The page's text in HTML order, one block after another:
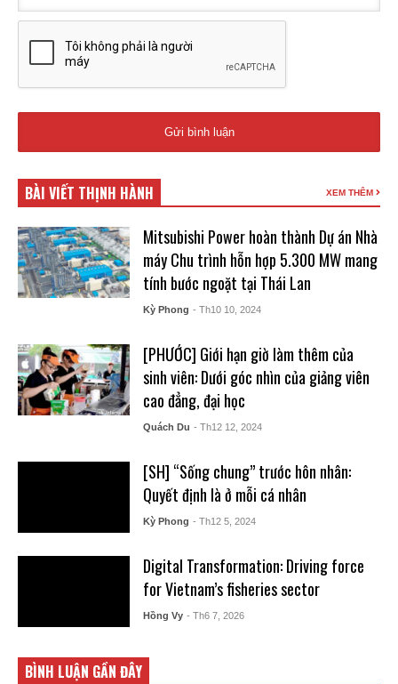
BÀI VIẾT THỊNH HÀNH XEM THÊM
Mitsubishi Power hoàn thành Dự án Nhà
máy Chu trình hỗn hợp 5.300 MW mang
tính bước ngoặt tại Thái Lan
Kỳ Phong - Th10 10, 2024
[PHƯỚC] Giới hạn giờ làm thêm của
sinh viên: Dưới góc nhìn của giảng viên
cao đẳng, đại học
Quách Du - Th12 12, 2024
[SH] “Sống chung” trước hôn nhân:
Quyết định là ở mỗi cá nhân
Kỳ Phong - Th12 5, 2024
Digital Transformation: Driving force
for Vietnam’s fisheries sector
Hồng Vy - Th6 7, 2026
BÌNH LUẬN GẦN ĐÂY